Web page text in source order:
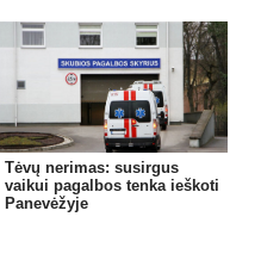
Tėvų nerimas: susirgus
vaikui pagalbos tenka ieškoti
Panevėžyje